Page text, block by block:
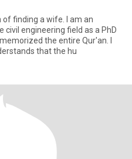
of finding a wife. I am an
engineering field as a PhD
the entire Qur'an. I
that the hu